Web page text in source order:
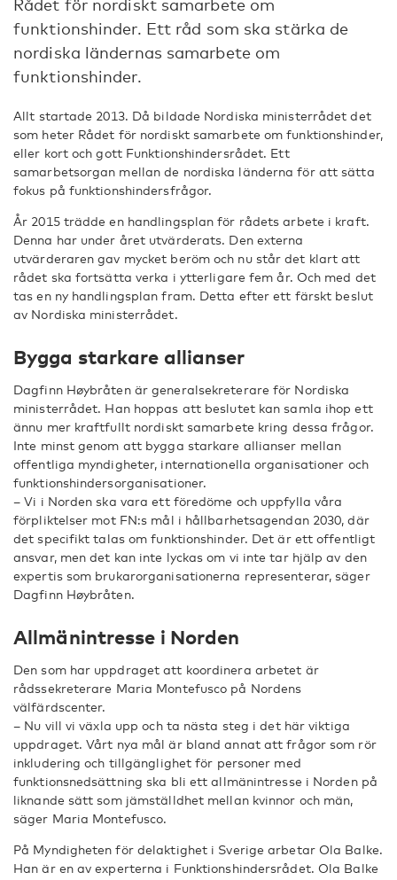
Rådet för nordiskt samarbete om
funktionshinder. Ett råd som ska stärka de
nordiska ländernas samarbete om
funktionshinder.
Allt startade 2013. Då bildade Nordiska ministerrådet det
som heter Rådet för nordiskt samarbete om funktionshinder,
eller kort och gott Funktionshindersrådet. Ett
samarbetsorgan mellan de nordiska länderna för att sätta
fokus på funktionshindersfrågor.
År 2015 trädde en handlingsplan för rådets arbete i kraft.
Denna har under året utvärderats. Den externa
utvärderaren gav mycket beröm och nu står det klart att
rådet ska fortsätta verka i ytterligare fem år. Och med det
tas en ny handlingsplan fram. Detta efter ett färskt beslut
av Nordiska ministerrådet.
Bygga starkare allianser
Dagfinn Høybråten är generalsekreterare för Nordiska
ministerrådet. Han hoppas att beslutet kan samla ihop ett
ännu mer kraftfullt nordiskt samarbete kring dessa frågor.
Inte minst genom att bygga starkare allianser mellan
offentliga myndigheter, internationella organisationer och
funktionshindersorganisationer.
– Vi i Norden ska vara ett föredöme och uppfylla våra
förpliktelser mot FN:s mål i hållbarhetsagendan 2030, där
det specifikt talas om funktionshinder. Det är ett offentligt
ansvar, men det kan inte lyckas om vi inte tar hjälp av den
expertis som brukarorganisationerna representerar, säger
Dagfinn Høybråten.
Allmänintresse i Norden
Den som har uppdraget att koordinera arbetet är
rådssekreterare Maria Montefusco på Nordens
välfärdscenter.
– Nu vill vi växla upp och ta nästa steg i det här viktiga
uppdraget. Vårt nya mål är bland annat att frågor som rör
inkludering och tillgänglighet för personer med
funktionsnedsättning ska bli ett allmänintresse i Norden på
liknande sätt som jämställdhet mellan kvinnor och män,
säger Maria Montefusco.
På Myndigheten för delaktighet i Sverige arbetar Ola Balke.
Han är en av experterna i Funktionshindersrådet. Ola Balke